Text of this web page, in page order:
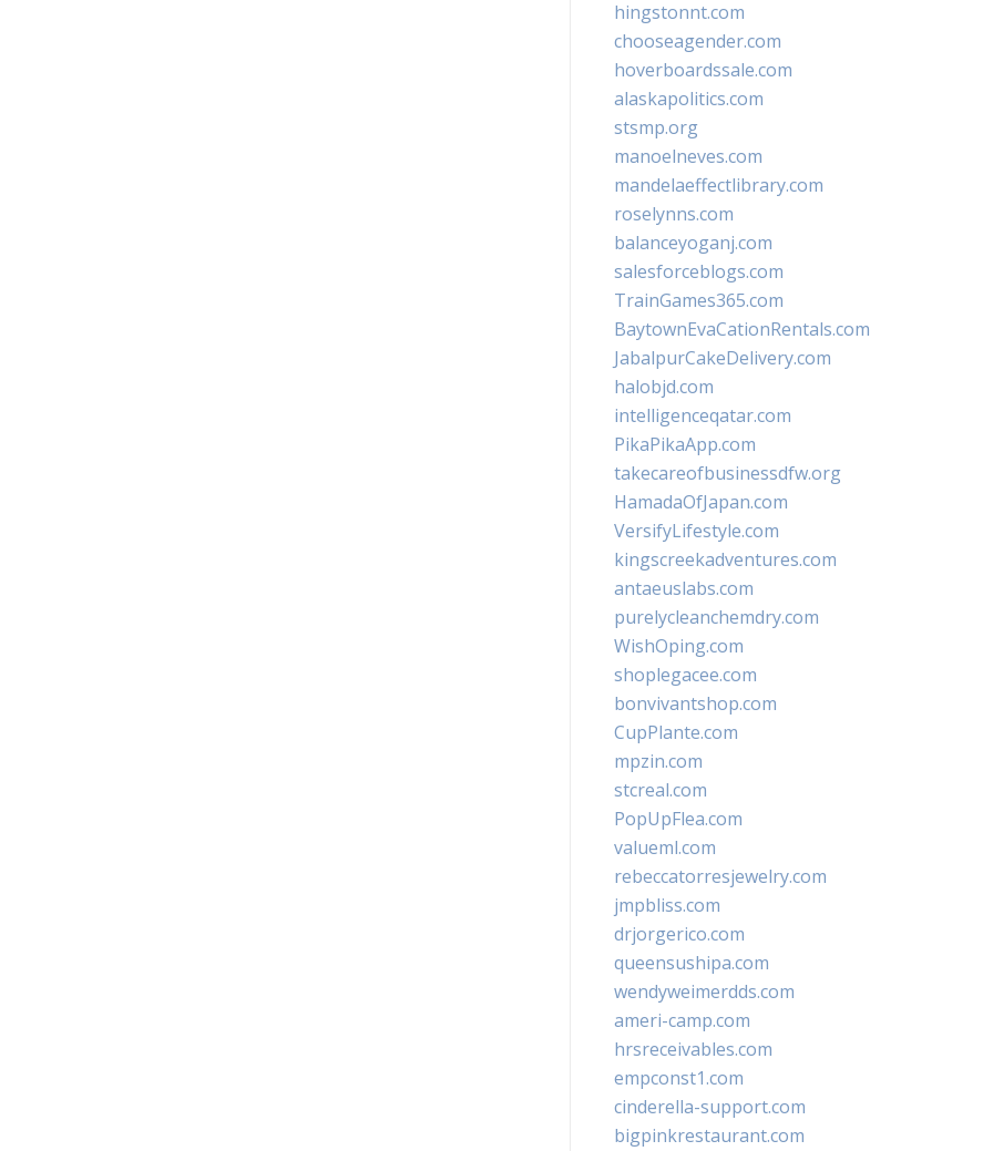
hingstonnt.com
chooseagender.com
hoverboardssale.com
alaskapolitics.com
stsmp.org
manoelneves.com
mandelaeffectlibrary.com
roselynns.com
balanceyoganj.com
salesforceblogs.com
TrainGames365.com
BaytownEvaCationRentals.com
JabalpurCakeDelivery.com
halobjd.com
intelligenceqatar.com
PikaPikaApp.com
takecareofbusinessdfw.org
HamadaOfJapan.com
VersifyLifestyle.com
kingscreekadventures.com
antaeuslabs.com
purelycleanchemdry.com
WishOping.com
shoplegacee.com
bonvivantshop.com
CupPlante.com
mpzin.com
stcreal.com
PopUpFlea.com
valueml.com
rebeccatorresjewelry.com
jmpbliss.com
drjorgerico.com
queensushipa.com
wendyweimerdds.com
ameri-camp.com
hrsreceivables.com
empconst1.com
cinderella-support.com
bigpinkrestaurant.com